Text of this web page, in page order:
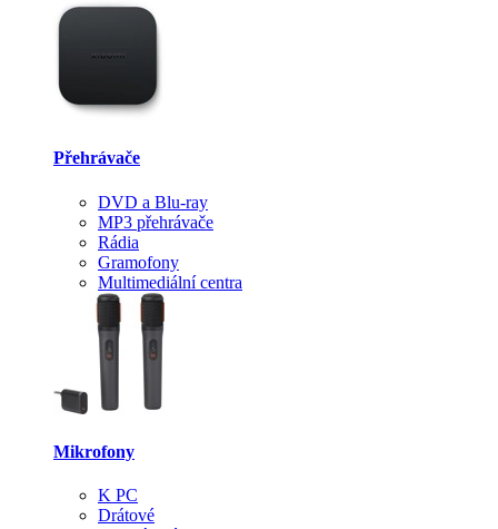
Přehrávače
DVD a Blu-ray
MP3 přehrávače
Rádia
Gramofony
Multimediální centra
Mikrofony
K PC
Drátové